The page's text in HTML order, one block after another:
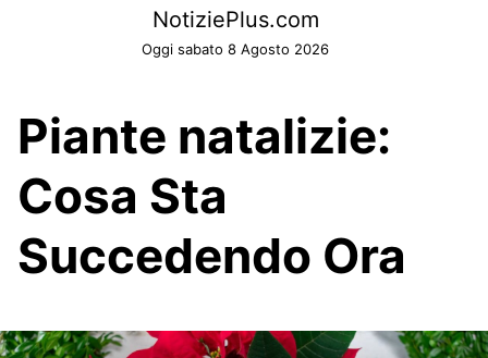
NotiziePlus.com
Oggi sabato 8 Agosto 2026
Piante natalizie:
Cosa Sta
Succedendo Ora